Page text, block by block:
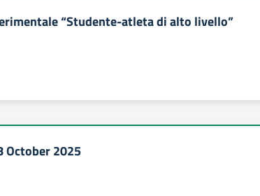
“Studente-atleta di alto livello”
October 2025